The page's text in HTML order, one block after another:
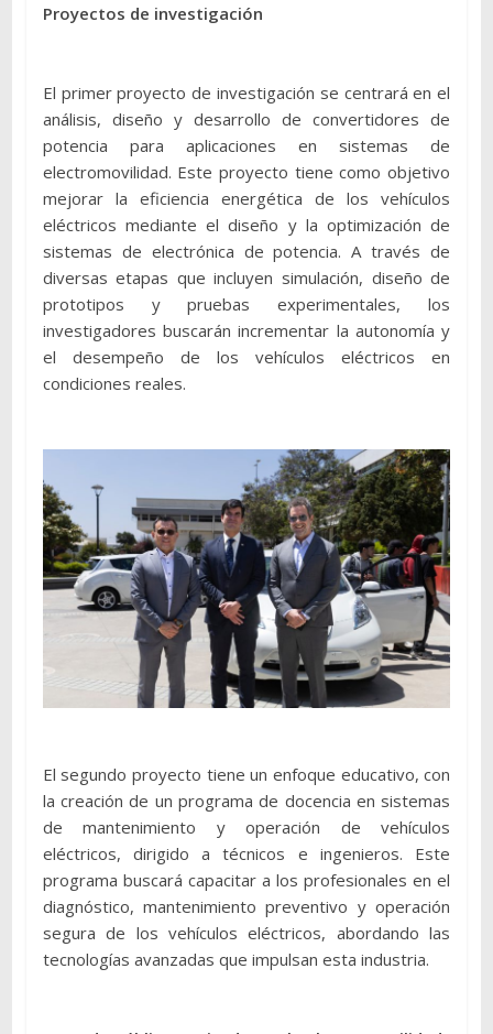
Proyectos de investigación
El primer proyecto de investigación se centrará en el
análisis, diseño y desarrollo de convertidores de
potencia para aplicaciones en sistemas de
electromovilidad. Este proyecto tiene como objetivo
mejorar la eficiencia energética de los vehículos
eléctricos mediante el diseño y la optimización de
sistemas de electrónica de potencia. A través de
diversas etapas que incluyen simulación, diseño de
prototipos y pruebas experimentales, los
investigadores buscarán incrementar la autonomía y
el desempeño de los vehículos eléctricos en
condiciones reales.
El segundo proyecto tiene un enfoque educativo, con
la creación de un programa de docencia en sistemas
de mantenimiento y operación de vehículos
eléctricos, dirigido a técnicos e ingenieros. Este
programa buscará capacitar a los profesionales en el
diagnóstico, mantenimiento preventivo y operación
segura de los vehículos eléctricos, abordando las
tecnologías avanzadas que impulsan esta industria.